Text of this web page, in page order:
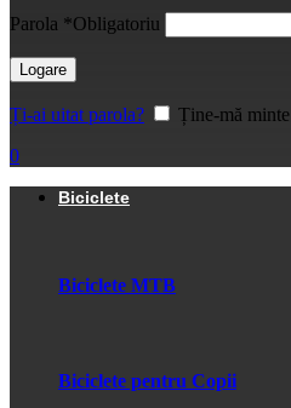
Parola *Obligatoriu
Logare
Ți-ai uitat parola?
Ține-mă minte
0
Biciclete
Biciclete MTB
Biciclete pentru Copii